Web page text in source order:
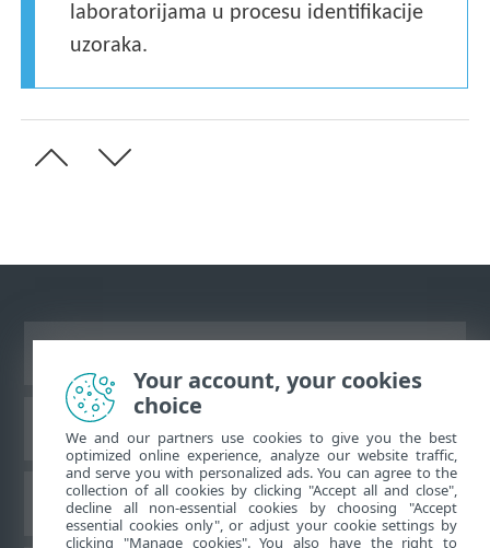
laboratorijama u procesu identifikacije
uzoraka.
ESET baza znanja
ESET Forum
Your account, your cookies
choice
We and our partners use cookies to give you the best
optimized online experience, analyze our website traffic,
and serve you with personalized ads. You can agree to the
collection of all cookies by clicking "Accept all and close",
decline all non-essential cookies by choosing "Accept
essential cookies only", or adjust your cookie settings by
clicking "Manage cookies". You also have the right to